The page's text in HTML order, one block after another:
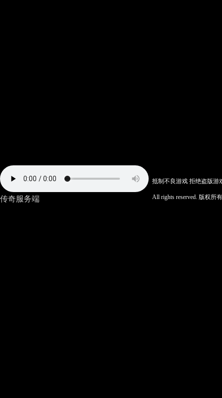
抵制不良游戏 拒绝盗版游
All rights reserved. 版权所
传奇服务端